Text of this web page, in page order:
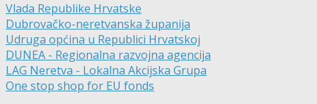
Vlada Republike Hrvatske
Dubrovačko-neretvanska županija
Udruga općina u Republici Hrvatskoj
DUNEA - Regionalna razvojna agencija
LAG Neretva - Lokalna Akcijska Grupa
One stop shop for EU fonds